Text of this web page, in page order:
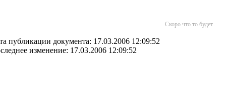
Скоро что то будет...
публикации документа: 17.03.2006 12:09:52
изменение: 17.03.2006 12:09:52